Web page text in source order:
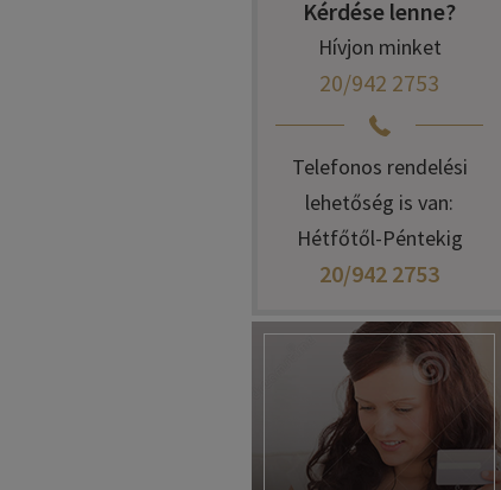
Kérdése lenne?
Hívjon minket
20/942 2753
Telefonos rendelési
lehetőség is van:
Hétfőtől-Péntekig
20/942 2753